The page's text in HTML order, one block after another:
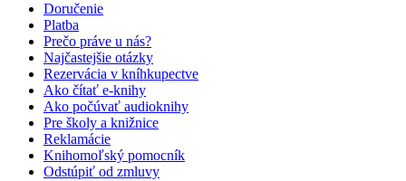
Doručenie
Platba
Prečo práve u nás?
Najčastejšie otázky
Rezervácia v kníhkupectve
Ako čítať e-knihy
Ako počúvať audioknihy
Pre školy a knižnice
Reklamácie
Knihomoľský pomocník
Odstúpiť od zmluvy